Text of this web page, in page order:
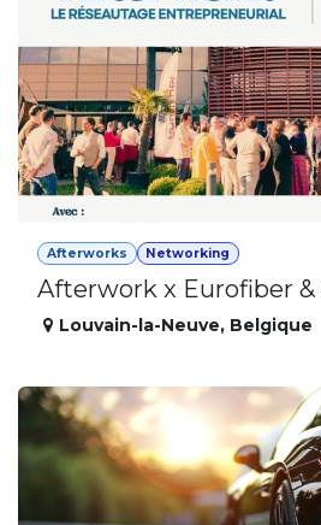
Afterworks Networking
Afterwork x Eurofiber &
Louvain-la-Neuve, Belgique